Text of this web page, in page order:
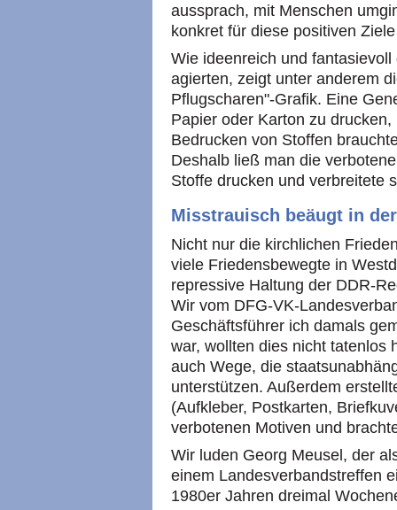
aussprach, mit Menschen
konkret für diese positiven
Wie ideenreich und
agierten, zeigt unter anderem
Pflugscharen"-Grafik. Eine
Papier oder Karton zu
Bedrucken von Stoffen
Deshalb ließ man die
Stoffe drucken und verbreitete
Misstrauisch beäugt in
Nicht nur die kirchlichen
viele Friedensbewegte in
repressive Haltung der DDR-
Wir vom DFG-VK-
Geschäftsführer ich damals
war, wollten dies nicht tatenlos
auch Wege, die
unterstützen. Außerdem
(Aufkleber, Postkarten,
verbotenen Motiven und
Wir luden Georg Meusel, der
einem Landesverbandstreffen
1980er Jahren dreimal